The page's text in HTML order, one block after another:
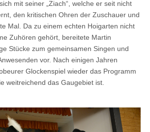
mit seiner „Ziach“, welche er seit nicht
den kritischen Ohren der Zuschauer und
Mal. Da zu einem echten Hoigarten nicht
Zuhören gehört, bereitete Martin
Stücke zum gemeinsamen Singen und
vor. Nach einigen Jahren
Glockenspiel wieder das Programm
weitreichend das Gaugebiet ist.